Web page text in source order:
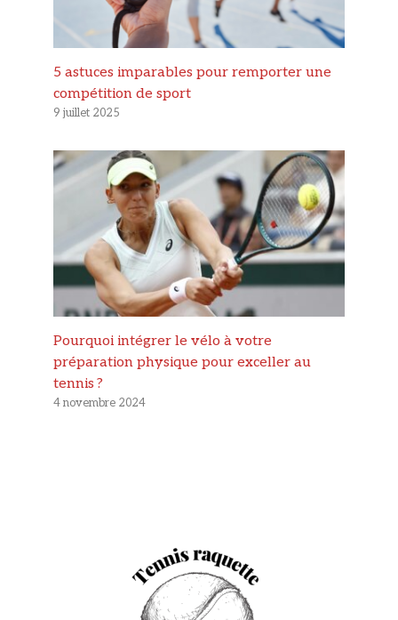
5 astuces imparables pour remporter une
compétition de sport
9 juillet 2025
Pourquoi intégrer le vélo à votre
préparation physique pour exceller au
tennis ?
4 novembre 2024